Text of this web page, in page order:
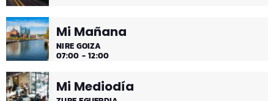
Mi Mañana
NIRE GOIZA
07:00 - 12:00
Mi Mediodía